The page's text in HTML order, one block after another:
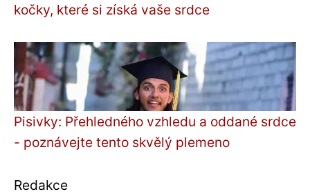
kočky, které si získá vaše srdce
Pisivky: Přehledného vzhledu a oddané srdce
- poznávejte tento skvělý plemeno
Redakce